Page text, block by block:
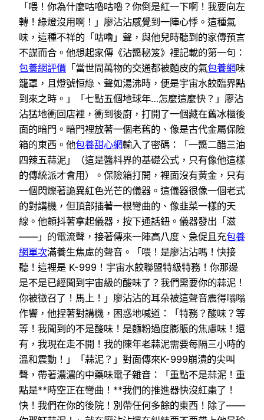
「喂！你為什麼咕嚕咕嚕？你倒是紅一下啊！我要向左
轉！綠燈沒用啊！」廖沾沾感覺到一陣心悸。這種氣
味，這種不祥的「咕嚕」聲，與他兒時聽到的家傳預言
不謀而合。他想起家傳《沾醬秘笈》裡記載的第一句：
包養網評價 「當世間萬物的交通都被麵皮的氣包養網味
籠罩，且燈號恒綠、聲如湯沸時，便是宇宙水餃臨界點
到來之時。」「七點五個地球年…怎麼這麼快？」廖沾
沾猛地衝回店裡，衝到後廚，打開了一個藏在舊冰櫃後
面的暗門。暗門裡放著一個老舊的、像是古代金屬保險
箱的東西。他包養甜心網輸入了密碼：「一醬二醋三油
四辣五蒜泥」（這是醬料界的基礎公式，只有像他這樣
的傳統派才會用）。保險箱打開，裡面沒有黃金，只有
一個閃爍著詭異紅色光芒的儀器。這儀器很像一個老式
的對講機，但頂部插著一根彎曲的、像韭菜一樣的天
線。他顫抖著拿起儀器，按下通話鈕。儀器發出「滋
——」的電流聲，接著傳來一陣高八度、急促且充包養
網單次滿養生焦慮的聲音。「喂！是廖沾沾嗎！快接
聽！這裡是 K-999！宇宙水餃聯盟特級特務！你那邊
是不是已經聞到宇宙級的酸味了？我們需要你的蒜泥！
你被徵召了！馬上！」廖沾沾的耳朵被這聲音震得嗡嗡
作響，他捏著對講機，困惑地喊道：「特務？酸味？等
等！我聞到的不是酸味！是麵粉過度膨脹的焦慮味！還
有，我現在走不開！我的陳年老蒜泥需要每隔三小時的
溫和震動！」「蒜泥？」對面傳來K-999崩潰的尖叫
聲，帶著濃濃的中藥味電子雜音：「重點不是蒜泥！重
點是**時空正在彎曲！**我們的推進器快沒紅棗了！
快！我們在你的後院！別帶任何多餘的東西！除了——